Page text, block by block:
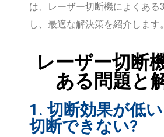
は、レーザー切断機によくある
し、最適な解決策を紹介します。
レーザー切断
ある問題と
1. 切断効果が低
切断できない?